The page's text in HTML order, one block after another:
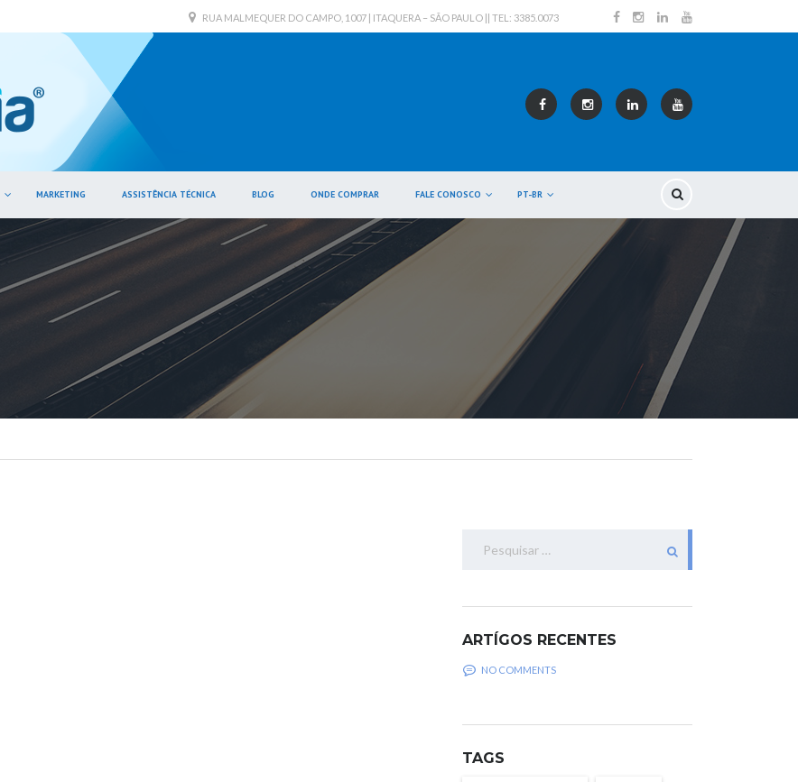
RUA MALMEQUER DO CAMPO, 1007 | ITAQUERA – SÃO PAULO || TEL: 3385.0073
MARKETING ASSISTÊNCIA TÉCNICA BLOG ONDE COMPRAR FALE CONOSCO PT-BR
por:
ARTÍGOS RECENTES
NO COMMENTS
TAGS